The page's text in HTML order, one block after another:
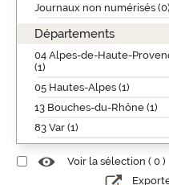
Journaux non numérisés (0)
Départements
04 Alpes-de-Haute-
(1)
05 Hautes-Alpes (1)
13 Bouches-du-Rhône (1)
83 Var (1)
Voir la sélection ( 0 )